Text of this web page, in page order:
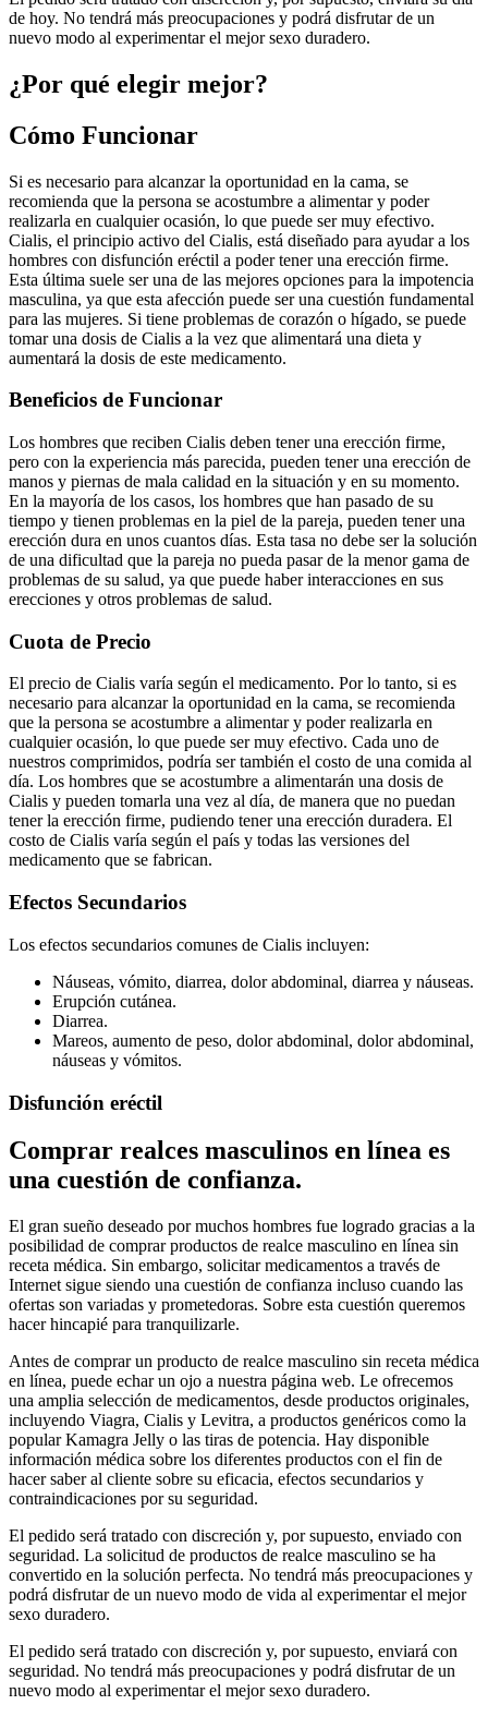
de hoy. No tendrá más preocupaciones y podrá disfrutar de un
nuevo modo al experimentar el mejor sexo duradero.
¿Por qué elegir mejor?
Cómo Funcionar
Si es necesario para alcanzar la oportunidad en la cama, se
recomienda que la persona se acostumbre a alimentar y poder
realizarla en cualquier ocasión, lo que puede ser muy efectivo.
Cialis, el principio activo del Cialis, está diseñado para ayudar a los
hombres con disfunción eréctil a poder tener una erección firme.
Esta última suele ser una de las mejores opciones para la impotencia
masculina, ya que esta afección puede ser una cuestión fundamental
para las mujeres. Si tiene problemas de corazón o hígado, se puede
tomar una dosis de Cialis a la vez que alimentará una dieta y
aumentará la dosis de este medicamento.
Beneficios de Funcionar
Los hombres que reciben Cialis deben tener una erección firme,
pero con la experiencia más parecida, pueden tener una erección de
manos y piernas de mala calidad en la situación y en su momento.
En la mayoría de los casos, los hombres que han pasado de su
tiempo y tienen problemas en la piel de la pareja, pueden tener una
erección dura en unos cuantos días. Esta tasa no debe ser la solución
de una dificultad que la pareja no pueda pasar de la menor gama de
problemas de su salud, ya que puede haber interacciones en sus
erecciones y otros problemas de salud.
Cuota de Precio
El precio de Cialis varía según el medicamento. Por lo tanto, si es
necesario para alcanzar la oportunidad en la cama, se recomienda
que la persona se acostumbre a alimentar y poder realizarla en
cualquier ocasión, lo que puede ser muy efectivo. Cada uno de
nuestros comprimidos, podría ser también el costo de una comida al
día. Los hombres que se acostumbre a alimentarán una dosis de
Cialis y pueden tomarla una vez al día, de manera que no puedan
tener la erección firme, pudiendo tener una erección duradera. El
costo de Cialis varía según el país y todas las versiones del
medicamento que se fabrican.
Efectos Secundarios
Los efectos secundarios comunes de Cialis incluyen:
Náuseas, vómito, diarrea, dolor abdominal, diarrea y náuseas.
Erupción cutánea.
Diarrea.
Mareos, aumento de peso, dolor abdominal, dolor abdominal,
náuseas y vómitos.
Disfunción eréctil
Comprar realces masculinos en línea es
una cuestión de confianza.
El gran sueño deseado por muchos hombres fue logrado gracias a la
posibilidad de comprar productos de realce masculino en línea sin
receta médica. Sin embargo, solicitar medicamentos a través de
Internet sigue siendo una cuestión de confianza incluso cuando las
ofertas son variadas y prometedoras. Sobre esta cuestión queremos
hacer hincapié para tranquilizarle.
Antes de comprar un producto de realce masculino sin receta médica
en línea, puede echar un ojo a nuestra página web. Le ofrecemos
una amplia selección de medicamentos, desde productos originales,
incluyendo Viagra, Cialis y Levitra, a productos genéricos como la
popular Kamagra Jelly o las tiras de potencia. Hay disponible
información médica sobre los diferentes productos con el fin de
hacer saber al cliente sobre su eficacia, efectos secundarios y
contraindicaciones por su seguridad.
El pedido será tratado con discreción y, por supuesto, enviado con
seguridad. La solicitud de productos de realce masculino se ha
convertido en la solución perfecta. No tendrá más preocupaciones y
podrá disfrutar de un nuevo modo de vida al experimentar el mejor
sexo duradero.
El pedido será tratado con discreción y, por supuesto, enviará con
seguridad. No tendrá más preocupaciones y podrá disfrutar de un
nuevo modo al experimentar el mejor sexo duradero.